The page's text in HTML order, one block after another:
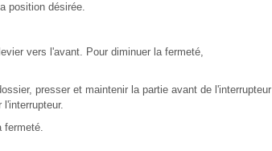
position désirée.
vers l'avant. Pour diminuer la fermeté,
presser et maintenir la partie avant de l'interrupteur
fermeté.